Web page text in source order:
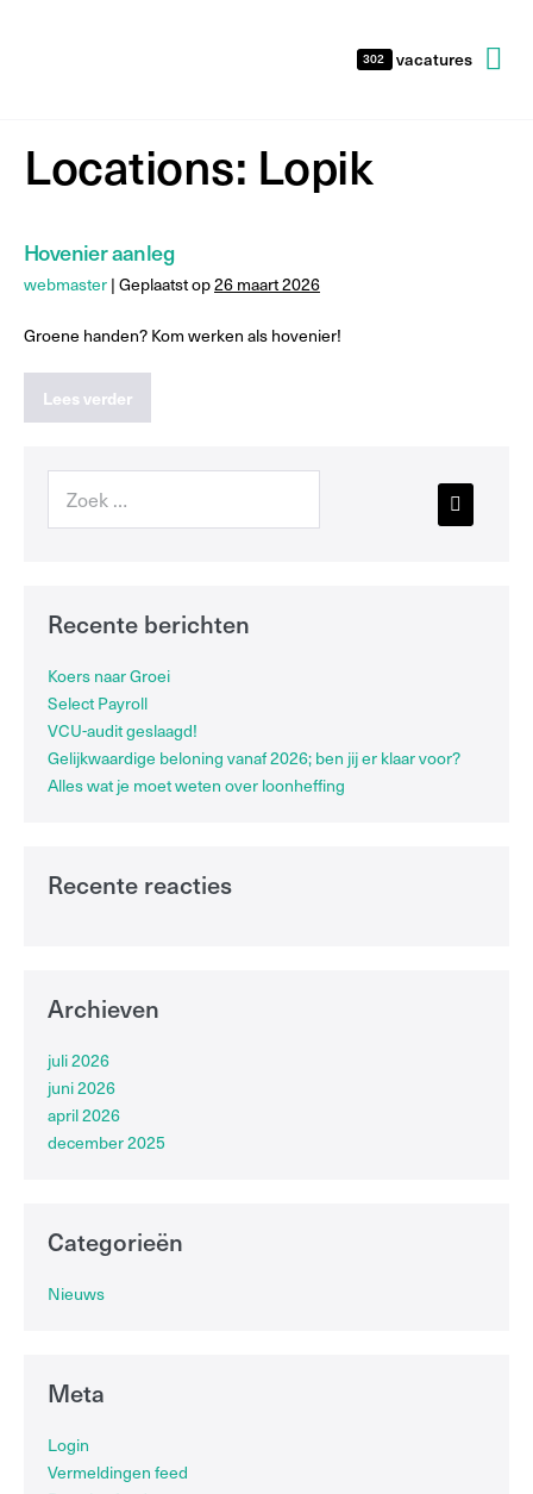
302 vacatures
Locations: Lopik
Hovenier aanleg
webmaster | Geplaatst op26 maart 2026
Groene handen? Kom werken als hovenier!
Lees verder
Recente berichten
Koers naar Groei
Select Payroll
VCU-audit geslaagd!
Gelijkwaardige beloning vanaf 2026; ben jij er klaar voor?
Alles wat je moet weten over loonheffing
Recente reacties
Archieven
juli 2026
juni 2026
april 2026
december 2025
Categorieën
Nieuws
Meta
Login
Vermeldingen feed